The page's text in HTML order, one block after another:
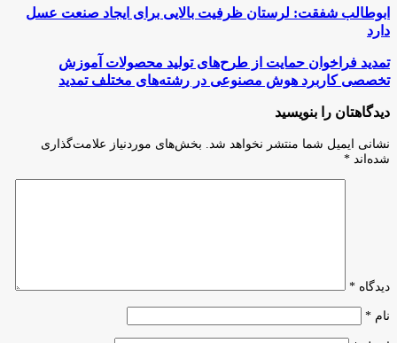
ابوطالب
شفقت:
لرستان
ظرفیت
بالایی
برای
ایجاد
صنعت
دارد
ابوطالب شفقت: لرستان ظرفیت بالایی برای ایجاد صنعت عسل
دارد
تمدید
فراخوان
حمایت
طرح‌های
تولید
محصولات
آموزش
تمدید
تمدید فراخوان حمایت از طرح‌های تولید محصولات آموزش
تخصصی کاربرد هوش مصنوعی در رشته‌های مختلف تمدید
دیدگاهتان را بنویسید
نشانی ایمیل شما منتشر نخواهد شد.
بخش‌های موردنیاز علامت‌گذاری
شده‌اند *
دیدگاه *
نام *